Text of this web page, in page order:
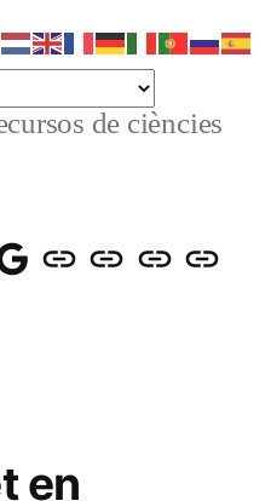
de ciències
ScienceSantillana
Educamos
ClikEdu
en